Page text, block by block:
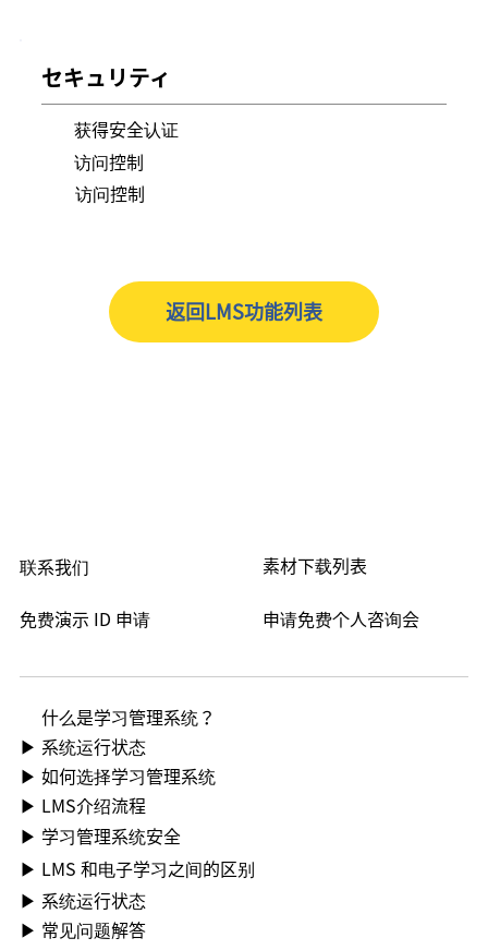
セキュリティ
获得安全认证
访问控制
访问控制
返回LMS功能列表
申请免费个人咨询会
免费演示 ID 申请
素材下载列表
联系我们
什么是学习管理系统？
▶ 系统运行状态
▶ 如何选择学习管理系统
▶ LMS介绍流程
▶ 学习管理系统安全
▶ LMS 和电子学习之间的区别
▶ 系统运行状态
▶ 常见问题解答